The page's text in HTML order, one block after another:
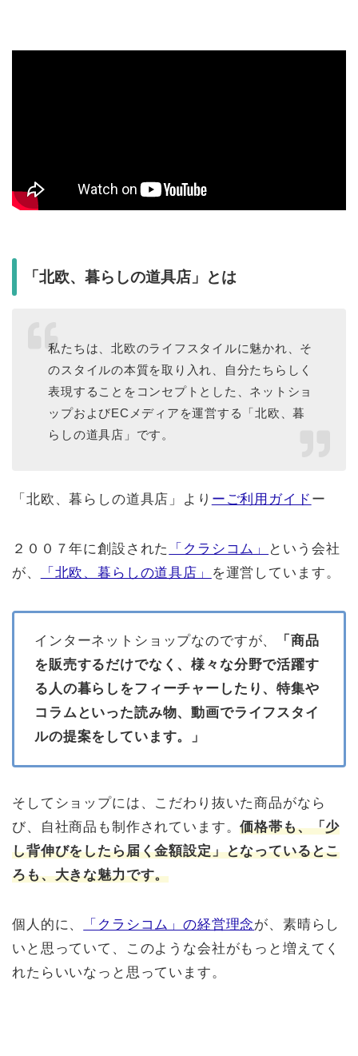
「北欧、暮らしの道具店」とは
私たちは、北欧のライフスタイルに魅かれ、そ
のスタイルの本質を取り入れ、自分たちらしく
表現することをコンセプトとした、ネットショ
ップおよびECメディアを運営する「北欧、暮
らしの道具店」です。
「北欧、暮らしの道具店」より ーご利用ガイド ー
２００７年に創設された 「クラシコム」
という会社
が、
「北欧、暮らしの道具店」 を運営しています。
インターネットショップなのですが、
「商品
を販売するだけでなく、様々な分野で活躍す
る人の暮らしをフィーチャーしたり、特集や
コラムといった読み物、動画でライフスタイ
ルの提案をしています。」
そしてショップには、こだわり抜いた商品がなら
び、自社商品も制作されています。価格帯も、「少
し背伸びをしたら届く金額設定」となっているとこ
ろも、大きな魅力です。
個人的に、 「クラシコム」の経営理念が、素晴らし
いと思っていて、このような会社がもっと増えてく
れたらいいなっと思っています。